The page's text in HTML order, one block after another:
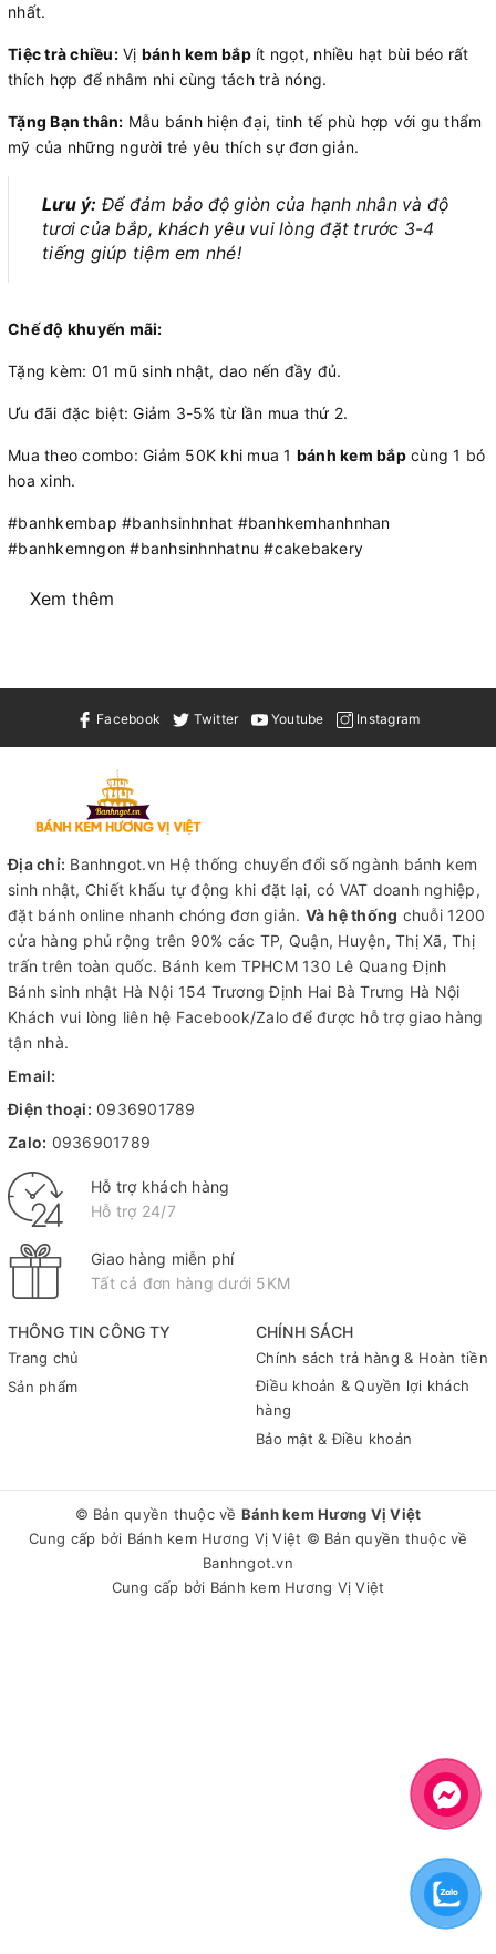
nhất.
Tiệc trà chiều:Vị bánh kem bắpít ngọt, nhiều hạt bùi béo rất
thích hợp để nhâm nhi cùng tách trà nóng.
Tặng Bạn thân: Mẫu bánh hiện đại, tinh tế phù hợp với gu thẩm
mỹ của những người trẻ yêu thích sự đơn giản.
Lưu ý: Để đảm bảo độ giòn của hạnh nhân và độ
tươi của bắp, khách yêu vui lòng đặt trước 3-4
tiếng giúp tiệm em nhé!
Chế độ khuyến mãi:
Tặng kèm: 01 mũ sinh nhật, dao nến đầy đủ.
Ưu đãi đặc biệt: Giảm 3-5% từ lần mua thứ 2.
Mua theo combo: Giảm 50K khi mua 1 bánh kem bắpcùng 1 bó
hoa xinh.
#banhkembap #banhsinhnhat #banhkemhanhnhan
#banhkemngon #banhsinhnhatnu #cakebakery
Xem thêm
Facebook Twitter Youtube Instagram
THÔNG TIN CÔNG TY
Trang chủ
Sản phẩm
CHÍNH SÁCH
Chính sách trả hàng & Hoàn tiền
Điều khoản & Quyền lợi khách
hàng
Bảo mật & Điều khoản
Địa chỉ: Banhngot.vn Hệ thống chuyển đổi số ngành bánh kem
sinh nhật, Chiết khấu tự động khi đặt lại, có VAT doanh nghiệp,
đặt bánh online nhanh chóng đơn giản. Và hệ thống chuỗi 1200
cửa hàng phủ rộng trên 90% các TP, Quận, Huyện, Thị Xã, Thị
trấn trên toàn quốc. Bánh kem TPHCM130 Lê Quang Định
Bánh sinh nhật Hà Nội 154 Trương Định Hai Bà Trưng Hà Nội
Khách vui lòng liên hệ Facebook/Zalo để được hỗ trợ giao hàng
tận nhà.
Email:
Điện thoại: 0936901789
Zalo: 0936901789
Hỗ trợ khách hàng
Hỗ trợ 24/7
Giao hàng miễn phí
Tất cả đơn hàng dưới 5KM
© Bản quyền thuộc về Bánh kem Hương Vị Việt
Cung cấp bởi Bánh kem Hương Vị Việt © Bản quyền thuộc về
Banhngot.vn
Cung cấp bởi Bánh kem Hương Vị Việt